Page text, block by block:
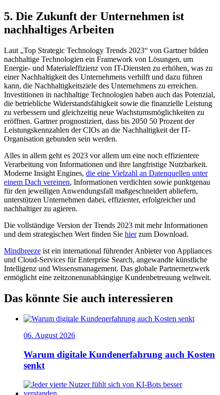
5. Die Zukunft der Unternehmen ist
nachhaltiges Arbeiten
Laut „Top Strategic Technology Trends 2023“ von Gartner bilden
nachhaltige Technologien ein Framework von Lösungen, um
Energie- und Materialeffizienz von IT-Diensten zu erhöhen, was zu
einer Nachhaltigkeit des Unternehmens verhilft und dazu führen
kann, die Nachhaltigkeitsziele des Unternehmens zu erreichen.
Investitionen in nachhaltige Technologien haben auch das Potenzial,
die betriebliche Widerstandsfähigkeit sowie die finanzielle Leistung
zu verbessern und gleichzeitig neue Wachstumsmöglichkeiten zu
eröffnen. Gartner prognostiziert, dass bis 2050 50 Prozent der
Leistungskennzahlen der CIOs an die Nachhaltigkeit der IT-
Organisation gebunden sein werden.
Alles in allem geht es 2023 vor allem um eine noch effizientere
Verarbeitung von Informationen und ihre langfristige Nutzbarkeit.
Moderne Insight Engines, die eine Vielzahl an Datenquellen unter
einem Dach vereinen, Informationen verdichten sowie punktgenau
für den jeweiligen Anwendungsfall maßgeschneidert abliefern,
unterstützen Unternehmen dabei, effizienter, erfolgreicher und
nachhaltiger zu agieren.
Die vollständige Version der Trends 2023 mit mehr Informationen
und dem strategischen Wert finden Sie hierzum Download.
Mindbreeze ist ein international führender Anbieter von Appliances
und Cloud-Services für Enterprise Search, angewandte künstliche
Intelligenz und Wissensmanagement. Das globale Partnernetzwerk
ermöglicht eine zeitzonenunabhängige Kundenbetreuung weltweit.
Das könnte Sie auch interessieren
06. August 2026
Warum digitale Kundenerfahrung auch Kosten
senkt